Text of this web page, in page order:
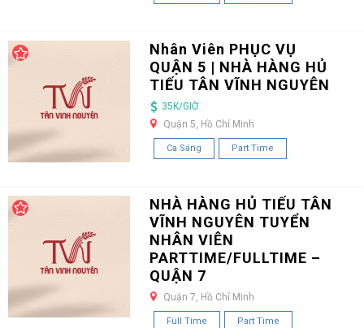
Nhân Viên PHỤC VỤ
QUẬN 5 | NHÀ HÀNG HỦ
TIẾU TÂN VĨNH NGUYÊN
35K/GIỜ
Quận 5, Hồ Chí Minh
Ca Sáng Part Time
NHÀ HÀNG HỦ TIẾU TÂN
VĨNH NGUYÊN TUYỂN
NHÂN VIÊN
PARTTIME/FULLTIME –
QUẬN 7
Quận 7, Hồ Chí Minh
Full Time Part Time